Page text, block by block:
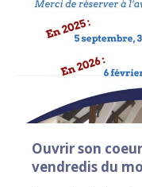
Ouvrir son
vendredis du